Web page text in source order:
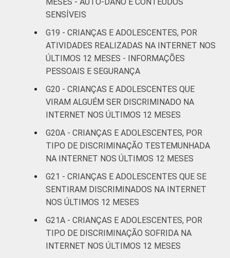
SENSÍVEIS
G19 - CRIANÇAS E ADOLESCENTES, POR
ATIVIDADES REALIZADAS NA INTERNET NOS
ÚLTIMOS 12 MESES - INFORMAÇÕES
PESSOAIS E SEGURANÇA
G20 - CRIANÇAS E ADOLESCENTES QUE
VIRAM ALGUÉM SER DISCRIMINADO NA
INTERNET NOS ÚLTIMOS 12 MESES
G20A - CRIANÇAS E ADOLESCENTES, POR
TIPO DE DISCRIMINAÇÃO TESTEMUNHADA
NA INTERNET NOS ÚLTIMOS 12 MESES
G21 - CRIANÇAS E ADOLESCENTES QUE SE
SENTIRAM DISCRIMINADOS NA INTERNET
NOS ÚLTIMOS 12 MESES
G21A - CRIANÇAS E ADOLESCENTES, POR
TIPO DE DISCRIMINAÇÃO SOFRIDA NA
INTERNET NOS ÚLTIMOS 12 MESES